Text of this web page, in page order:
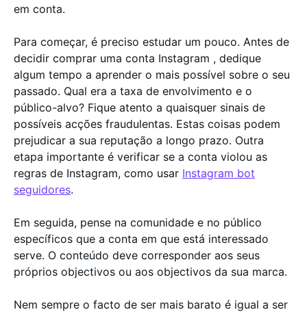
em conta.
Para começar, é preciso estudar um pouco. Antes de
decidir comprar uma conta Instagram , dedique
algum tempo a aprender o mais possível sobre o seu
passado. Qual era a taxa de envolvimento e o
público-alvo? Fique atento a quaisquer sinais de
possíveis acções fraudulentas. Estas coisas podem
prejudicar a sua reputação a longo prazo. Outra
etapa importante é verificar se a conta violou as
regras de Instagram, como usar Instagram bot
seguidores.
Em seguida, pense na comunidade e no público
específicos que a conta em que está interessado
serve. O conteúdo deve corresponder aos seus
próprios objectivos ou aos objectivos da sua marca.
Nem sempre o facto de ser mais barato é igual a ser